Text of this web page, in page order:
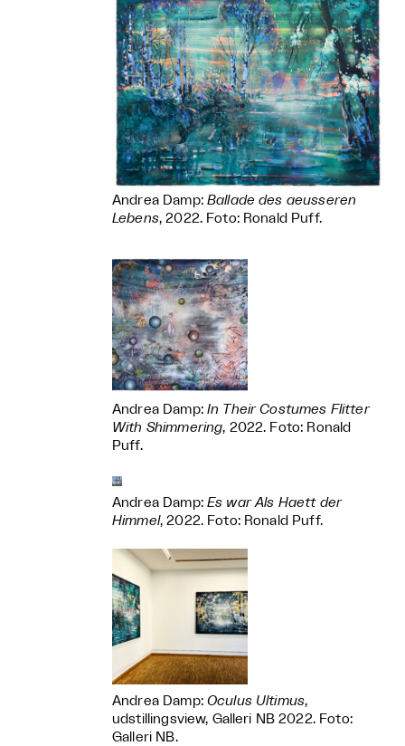
Andrea Damp: Ballade des aeusseren
Lebens, 2022. Foto: Ronald Puff.
Andrea Damp: In Their Costumes Flitter
With Shimmering, 2022. Foto: Ronald
Puff.
Andrea Damp: Es war Als Haett der
Himmel, 2022. Foto: Ronald Puff.
Andrea Damp: Oculus Ultimus,
udstillingsview, Galleri NB 2022. Foto:
Galleri NB.